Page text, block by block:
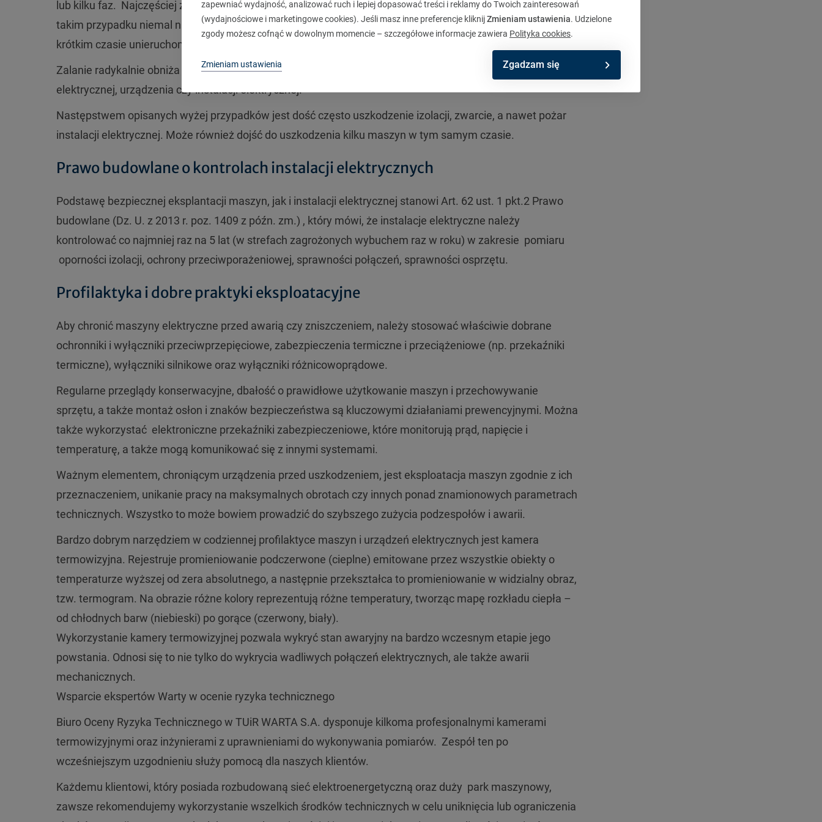
lub kilku faz. Najczęściej zdarza się to poprzez uszkodzenie, przepalenie się bezpiecznika danej fazy. W
takim przypadku niemal natychmiast dochodzi do nadmiernego wzrostu prądu w fazach czynnych i w
krótkim czasie unieruchomienia silnika, a w dalszej konsekwencji przepalenia się izolacji uzwojenia silnika.
Zalanie radykalnie obniża rezystancję, co może spowodować nawet zwarcie wewnątrz maszyn
elektrycznej, urządzenia czy instalacji elektrycznej.
Następstwem opisanych wyżej przypadków jest dość często uszkodzenie izolacji, zwarcie, a nawet pożar
instalacji elektrycznej. Może również dojść do uszkodzenia kilku maszyn w tym samym czasie.
Prawo budowlane o kontrolach instalacji elektrycznych
Podstawę bezpiecznej eksplantacji maszyn, jak i instalacji elektrycznej stanowi Art. 62 ust. 1 pkt.2 Prawo
budowlane (Dz. U. z 2013 r. poz. 1409 z późn. zm.) , który mówi, że instalacje elektryczne należy
kontrolować co najmniej raz na 5 lat (w strefach zagrożonych wybuchem raz w roku) w zakresie pomiaru
oporności izolacji, ochrony przeciwporażeniowej, sprawności połączeń, sprawności osprzętu.
Profilaktyka i dobre praktyki eksploatacyjne
Aby chronić maszyny elektryczne przed awarią czy zniszczeniem, należy stosować właściwie dobrane
ochronniki i wyłączniki przeciwprzepięciowe, zabezpieczenia termiczne i przeciążeniowe (np. przekaźniki
termiczne), wyłączniki silnikowe oraz wyłączniki różnicowoprądowe.
Regularne przeglądy konserwacyjne, dbałość o prawidłowe użytkowanie maszyn i przechowywanie
sprzętu, a także montaż osłon i znaków bezpieczeństwa są kluczowymi działaniami prewencyjnymi. Można
także wykorzystać elektroniczne przekaźniki zabezpieczeniowe, które monitorują prąd, napięcie i
temperaturę, a także mogą komunikować się z innymi systemami.
Ważnym elementem, chroniącym urządzenia przed uszkodzeniem, jest eksploatacja maszyn zgodnie z ich
przeznaczeniem, unikanie pracy na maksymalnych obrotach czy innych ponad znamionowych parametrach
technicznych. Wszystko to może bowiem prowadzić do szybszego zużycia podzespołów i awarii.
Bardzo dobrym narzędziem w codziennej profilaktyce maszyn i urządzeń elektrycznych jest kamera
termowizyjna. Rejestruje promieniowanie podczerwone (cieplne) emitowane przez wszystkie obiekty o
temperaturze wyższej od zera absolutnego, a następnie przekształca to promieniowanie w widzialny obraz,
tzw. termogram. Na obrazie różne kolory reprezentują różne temperatury, tworząc mapę rozkładu ciepła –
od chłodnych barw (niebieski) po gorące (czerwony, biały).
Wykorzystanie kamery termowizyjnej pozwala wykryć stan awaryjny na bardzo wczesnym etapie jego
powstania. Odnosi się to nie tylko do wykrycia wadliwych połączeń elektrycznych, ale także awarii
mechanicznych.
Wsparcie ekspertów Warty w ocenie ryzyka technicznego
Biuro Oceny Ryzyka Technicznego w TUiR WARTA S.A. dysponuje kilkoma profesjonalnymi kamerami
termowizyjnymi oraz inżynierami z uprawnieniami do wykonywania pomiarów. Zespół ten po
wcześniejszym uzgodnieniu służy pomocą dla naszych klientów.
Każdemu klientowi, który posiada rozbudowaną sieć elektroenergetyczną oraz duży park maszynowy,
zawsze rekomendujemy wykorzystanie wszelkich środków technicznych w celu uniknięcia lub ograniczenia
zapewniać wydajność, analizować ruch i lepiej dopasować treści i reklamy do Twoich zainteresowań
(wydajnościowe i marketingowe cookies). Jeśli masz inne preferencje kliknijZmieniam ustawienia. Udzielone
zgody możesz cofnąć w dowolnym momencie – szczegółowe informacje zawiera Polityka cookies.
Zmieniam ustawienia Zgadzam się